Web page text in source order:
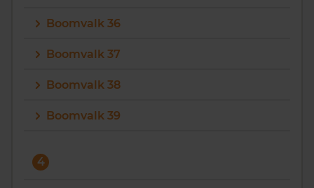
Boomvalk 36
Boomvalk 37
Boomvalk 38
Boomvalk 39
4